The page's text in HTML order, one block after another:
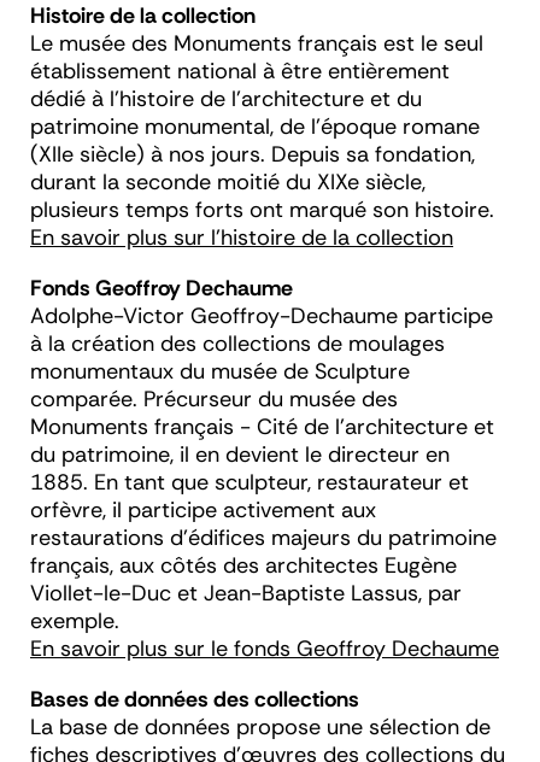
Histoire de la collection
Le musée des Monuments français est le seul
établissement national à être entièrement
dédié à l’histoire de l’architecture et du
patrimoine monumental, de l’époque romane
(XIIe siècle) à nos jours. Depuis sa fondation,
durant la seconde moitié du XIXe siècle,
plusieurs temps forts ont marqué son histoire.
En savoir plus sur l'histoire de la collection
Fonds Geoffroy Dechaume
Adolphe-Victor Geoffroy-Dechaume participe
à la création des collections de moulages
monumentaux du musée de Sculpture
comparée. Précurseur du musée des
Monuments français - Cité de l’architecture et
du patrimoine, il en devient le directeur en
1885. En tant que sculpteur, restaurateur et
orfèvre, il participe activement aux
restaurations d'édifices majeurs du patrimoine
français, aux côtés des architectes Eugène
Viollet-le-Duc et Jean-Baptiste Lassus, par
exemple.
En savoir plus sur le fonds Geoffroy Dechaume
Bases de données des collections
La base de données propose une sélection de
fiches descriptives d’œuvres des collections du